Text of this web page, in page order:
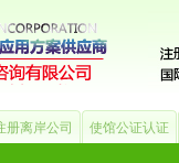
册离岸公司 使馆公证认证